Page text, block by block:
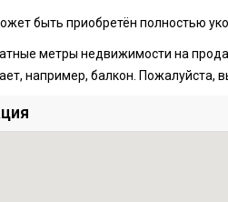
быть приобретён полностью
метры недвижимости на
например, балкон. Пожалуйста,